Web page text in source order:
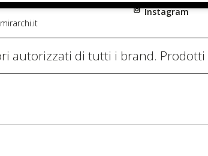
Instagram
autorizzati di tutti i brand.